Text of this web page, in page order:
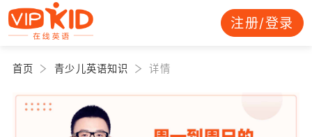
注册/登录
首页 青少儿英语知识 详情